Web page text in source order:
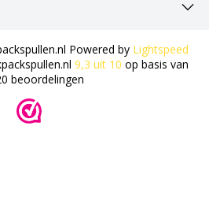
Powered by Lightspeed
9,3 uit 10 op basis van
beoordelingen